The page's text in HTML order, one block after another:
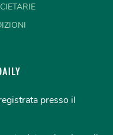
presso il